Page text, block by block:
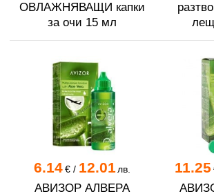
ОВЛАЖНЯВАЩИ капки
за очи 15 мл
6.14 €/ 12.01лв.
АВИЗОР АЛВЕРА
11.25